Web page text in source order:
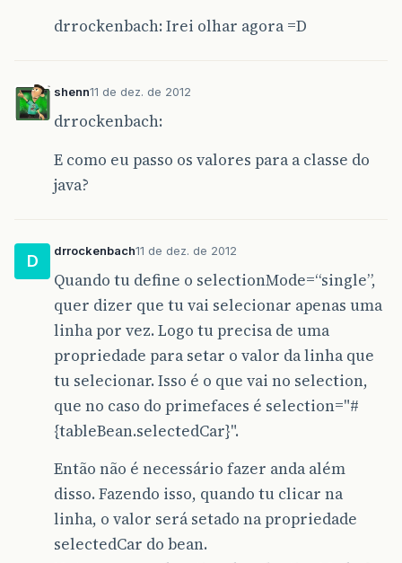
drrockenbach: Irei olhar agora =D
shenn11 de dez. de 2012
drrockenbach:
E como eu passo os valores para a classe do
java?
D
drrockenbach11 de dez. de 2012
Quando tu define o selectionMode=“single”,
quer dizer que tu vai selecionar apenas uma
linha por vez. Logo tu precisa de uma
propriedade para setar o valor da linha que
tu selecionar. Isso é o que vai no selection,
que no caso do primefaces é selection="#
{tableBean.selectedCar}".
Então não é necessário fazer anda além
disso. Fazendo isso, quando tu clicar na
linha, o valor será setado na propriedade
selectedCar do bean.